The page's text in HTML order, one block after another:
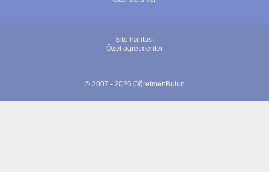
Site haritası
Özel öğretmenler
© 2007 - 2026 ÖğretmenBulun